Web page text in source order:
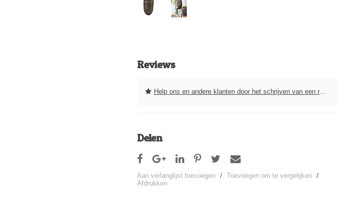
Reviews
Help ons en andere klanten door het schrijven van een review
Delen
Aan verlanglijst toevoegen / Toevoegen om te vergelijken /
Afdrukken